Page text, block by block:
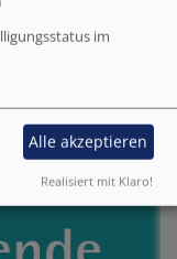
im
Alle akzeptieren
Realisiert mit Klaro!